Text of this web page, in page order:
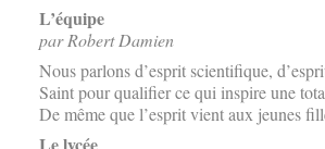
L’équipe
par Robert Damien
Nous parlons d’esprit scientifique,
Saint pour qualifier ce qui inspire une
De même que l’esprit vient aux jeunes
Le lycée